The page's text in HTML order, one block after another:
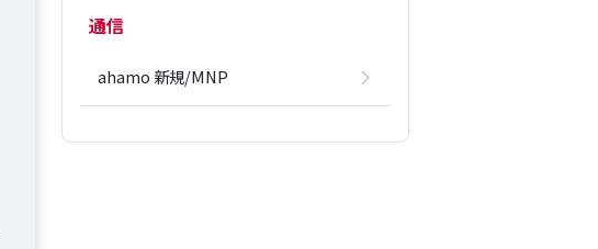
通信
ahamo 新規/MNP